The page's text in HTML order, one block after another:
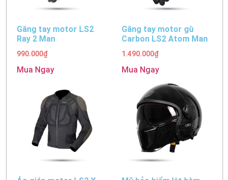
Găng tay motor LS2
Ray 2 Man
990.000₫
Mua Ngay
Găng tay motor gù
Carbon LS2 Atom Man
1.490.000₫
Mua Ngay